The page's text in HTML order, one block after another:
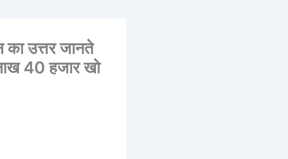
उत्तर जानते
40 हजार खो